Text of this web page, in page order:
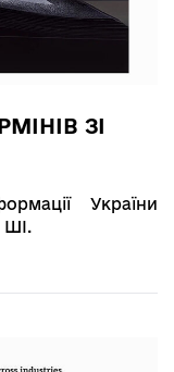
ЗІ
України
ШІ.